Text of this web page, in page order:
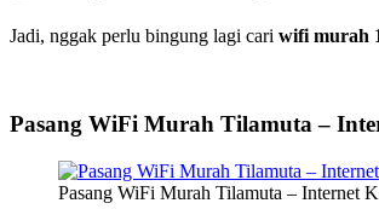
Jadi, nggak perlu bingung lagi cari wifi murah
Pasang WiFi Murah Tilamuta –
Pasang WiFi Murah Tilamuta – Internet